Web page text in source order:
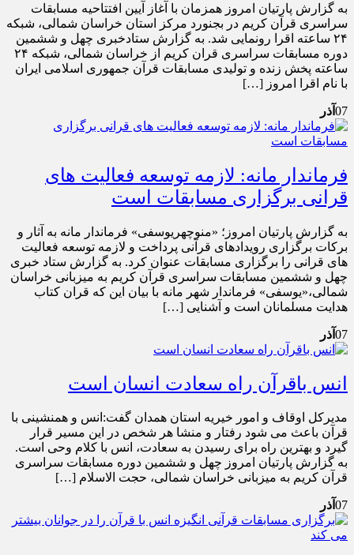
به گزارش پارتیان امروز همزمان با آغاز آیین افتتاحیه مسابقات
سراسری قرآن کریم در بجنورد مرکز استان خراسان شمالی، شبکه
۲۴ ساعته اقرا رونمایی شد. به گزارش ستادخبری چهل و ششمین
دوره مسابقات سراسری قران کریم از خراسان شمالی، شبکه ۲۴
ساعته پخش زنده و تولیدی مسابقات قرآن جمهوری اسلامی ایران
با نام اقرا امروز […]
07 آذر
فرماندار مانه: لازمه توسعه فعالیت های
قرانی برگزاری مسابقات است
به گزارش پارتیان امروز؛ «منوچهریوسفی» فرماندار مانه به آثار و
برکات برگزاری رویدادهای قرآنی پرداخت و لازمه توسعه فعالیت
های قرانی را برگزاری مسابقات عنوان کرد. به گزارش ستاد خبری
چهل و ششمین مسابقات سراسری قرآن کریم به میزبانی خراسان
شمالی،«یوسفی» فرماندار شهر مانه با بیان این که قران کتاب
هدایت مسلمانان است و آشنایی […]
07 آذر
انس باقرآن راه سعادت انسان است
مدیرکل اوقاف و امور خیریه استان همدان گفت:انس و همنشینی با
قرآن باعث می شود رفتار و منشا هر شخص در این مسیر قرار
گیرد و بهترین راه برای رسیدن به سعادت، انس با کلام وحی است.
به گزارش پارتیان امروز چهل و ششمین دوره مسابقات سراسری
قرآن کریم به میزبانی خراسان شمالی، حجت الاسلام […]
07 آذر